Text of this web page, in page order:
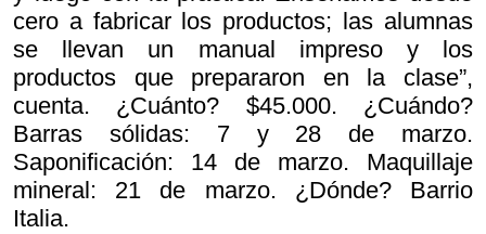
cero a fabricar los productos; las alumnas
se llevan un manual impreso y los
productos que prepararon en la clase”,
cuenta. ¿Cuánto? $45.000. ¿Cuándo?
Barras sólidas: 7 y 28 de marzo.
Saponificación: 14 de marzo. Maquillaje
mineral: 21 de marzo. ¿Dónde? Barrio
Italia.